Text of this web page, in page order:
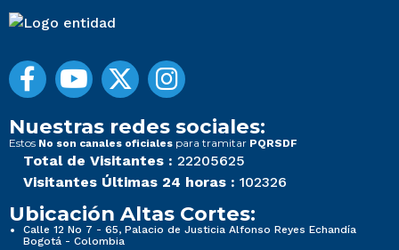
Nuestras redes sociales:
Estos No son canales oficiales para tramitar PQRSDF
Total de Visitantes : 22205625
Visitantes Últimas 24 horas : 102326
Ubicación Altas Cortes:
Calle 12 No 7 - 65, Palacio de Justicia Alfonso Reyes Echandía
Bogotá - Colombia